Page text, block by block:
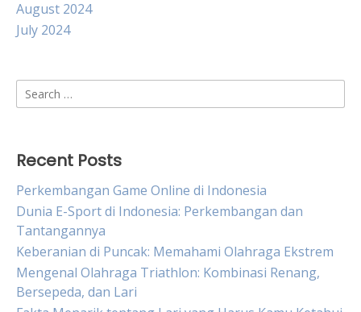
August 2024
July 2024
Search
for:
Recent Posts
Perkembangan Game Online di Indonesia
Dunia E-Sport di Indonesia: Perkembangan dan
Tantangannya
Keberanian di Puncak: Memahami Olahraga Ekstrem
Mengenal Olahraga Triathlon: Kombinasi Renang,
Bersepeda, dan Lari